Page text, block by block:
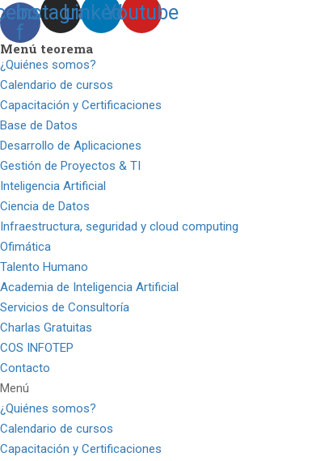
f
Instagram
LinkedinYoutube
Menú teorema
¿Quiénes somos?
Calendario de cursos
Capacitación y Certificaciones
Base de Datos
Desarrollo de Aplicaciones
Gestión de Proyectos & TI
Inteligencia Artificial
Ciencia de Datos
Infraestructura, seguridad y cloud computing
Ofimática
Talento Humano
Academia de Inteligencia Artificial
Servicios de Consultoría
Charlas Gratuitas
COS INFOTEP
Contacto
Menú
¿Quiénes somos?
Calendario de cursos
Capacitación y Certificaciones